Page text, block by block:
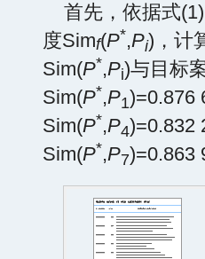
首先，依据式
度Simf(P*,Pi)，计
Sim(P*,Pi)与目标
Sim(P*,P1)=0.876
Sim(P*,P4)=0.832
Sim(P*,P7)=0.863